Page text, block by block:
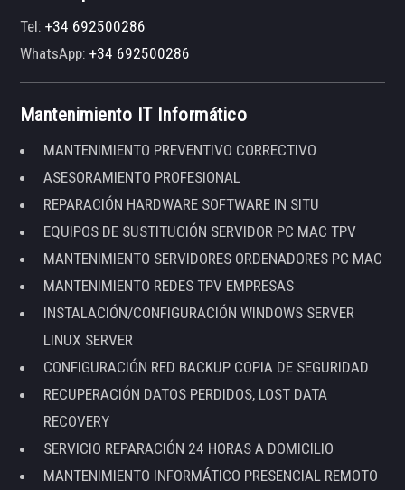
Tel:+34 692500286
WhatsApp:+34 692500286
Mantenimiento IT Informático
MANTENIMIENTO PREVENTIVO CORRECTIVO
ASESORAMIENTO PROFESIONAL
REPARACIÓN HARDWARE SOFTWARE IN SITU
EQUIPOS DE SUSTITUCIÓN SERVIDOR PC MAC TPV
MANTENIMIENTO SERVIDORES ORDENADORES PC MAC
MANTENIMIENTO REDES TPV EMPRESAS
INSTALACIÓN/CONFIGURACIÓN WINDOWS SERVER
LINUX SERVER
CONFIGURACIÓN RED BACKUP COPIA DE SEGURIDAD
RECUPERACIÓN DATOS PERDIDOS, LOST DATA
RECOVERY
SERVICIO REPARACIÓN 24 HORAS A DOMICILIO
MANTENIMIENTO INFORMÁTICO PRESENCIAL REMOTO